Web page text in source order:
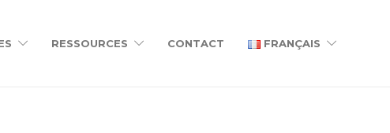
RESSOURCES CONTACT FRANÇAIS